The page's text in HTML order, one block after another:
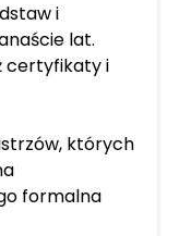
i
lat.
certyfikaty i
których
formalna